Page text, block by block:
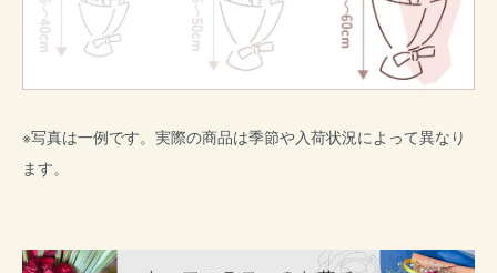
※写真は一例です。実際の商品は季節や入荷状況によって異なり
ます。